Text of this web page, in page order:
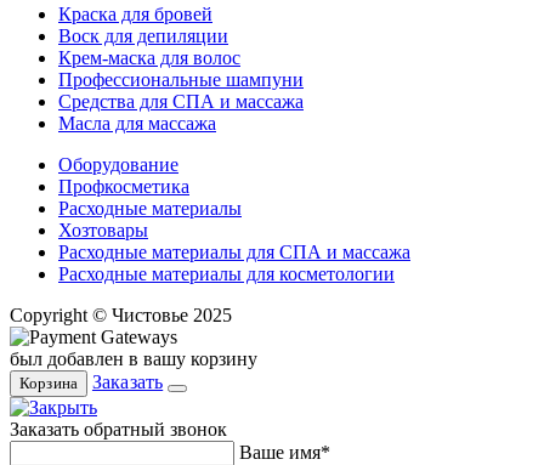
Краска для бровей
Воск для депиляции
Крем-маска для волос
Профессиональные шампуни
Средства для СПА и массажа
Масла для массажа
Оборудование
Профкосметика
Расходные материалы
Хозтовары
Расходные материалы для СПА и массажа
Расходные материалы для косметологии
Copyright © Чистовье 2025
был добавлен в вашу корзину
Корзина Заказать
Заказать обратный звонок
Ваше имя*